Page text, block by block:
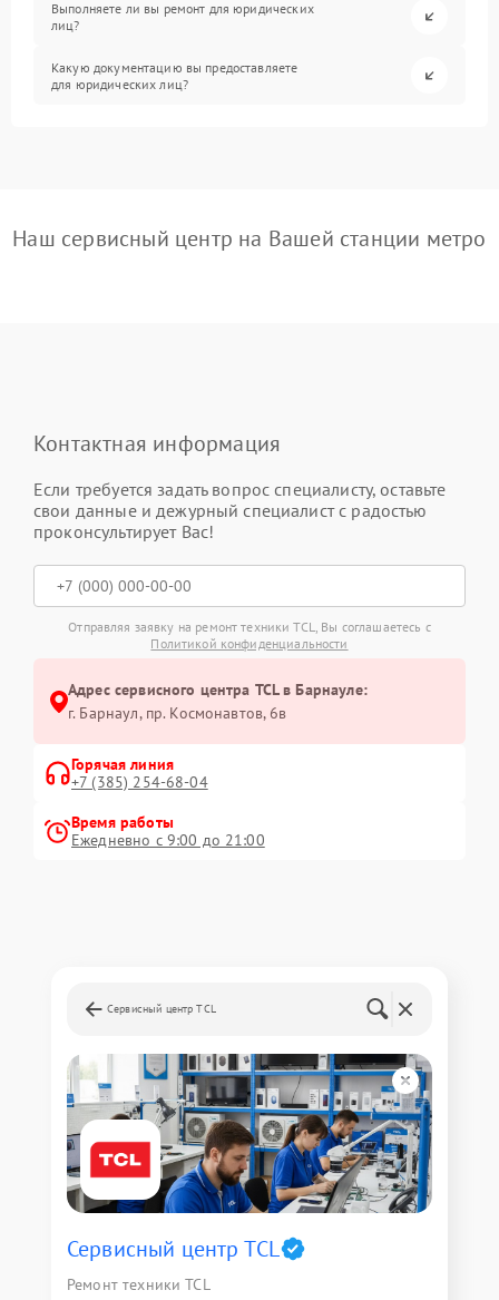
Выполняете ли вы ремонт для юридических
лиц?
Какую документацию вы предоставляете
для юридических лиц?
Наш сервисный центр на Вашей станции метро
Контактная информация
Если требуется задать вопрос специалисту, оставьте
свои данные и дежурный специалист с радостью
проконсультирует Вас!
Отправляя заявку на ремонт техники TCL, Вы соглашаетесь с
Политикой конфиденциальности
Адрес сервисного центра TCL в Барнауле:
г. Барнаул, ​пр. Космонавтов, 6в
Горячая линия
+7 (385) 254-68-04
Время работы
Ежедневно с 9:00 до 21:00
Сервисный центр TCL
Сервисный центр TCL
Ремонт техники TCL